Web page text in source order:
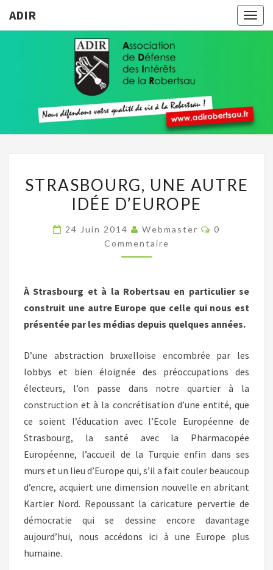
ADIR
ADIR
Votre
Qualité
De Vie À
Robertsau
UNE
AUTRE
D’EUROPE
STRASBOURG, UNE AUTRE
IDÉE D’EUROPE
24 Juin 2014 Webmaster
0
Commentaire
À Strasbourg et à la Robertsau en particulier se
construit une autre Europe que celle qui nous est
présentée par les médias depuis quelques années.
D’une abstraction bruxelloise encombrée par les
lobbys et bien éloignée des préoccupations des
électeurs, l’on passe dans notre quartier à la
construction et à la concrétisation d’une entité, que
ce soient l’éducation avec l’Ecole Européenne de
Strasbourg, la santé avec la Pharmacopée
Européenne, l’accueil de la Turquie enfin dans ses
murs et un lieu d’Europe qui, s’il a fait couler beaucoup
d’encre, acquiert une dimension nouvelle en abritant
Kartier Nord. Repoussant la caricature pervertie de
démocratie qui se dessine encore davantage
aujourd’hui, nous accédons ici à une Europe plus
humaine.